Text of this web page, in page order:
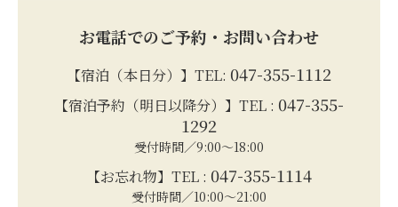
お電話でのご予約・お問い合わせ
【宿泊（本日分）】TEL: 047-355-1112
【宿泊予約（明日以降分）】TEL : 047-355-
1292
受付時間／9:00～18:00
【お忘れ物】TEL : 047-355-1114
受付時間／10:00～21:00